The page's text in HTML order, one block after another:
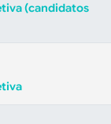
(candidatos